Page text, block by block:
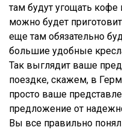
там будут угощать
можно будет
еще там обязательно
большие удобные
Так выглядит ваше
поездке, скажем, в
просто ваше
предложение от
Вы все правильно